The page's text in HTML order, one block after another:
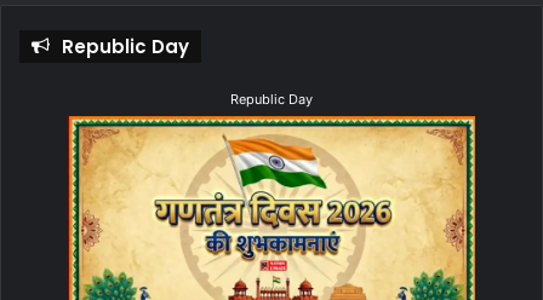
Republic Day
Republic Day